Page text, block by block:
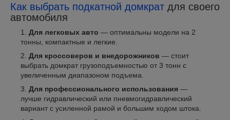
Как выбрать подкатной домкрат для своего
автомобиля
Для легковых авто — оптимальны модели на 2
тонны, компактные и легкие.
Для кроссоверов и внедорожников — стоит
выбрать домкрат грузоподъемностью от 3 тонн с
увеличенным диапазоном подъема.
Для профессионального использования —
лучше гидравлический или пневмогидравлический
вариант с усиленной рамой и большим ходом штока.